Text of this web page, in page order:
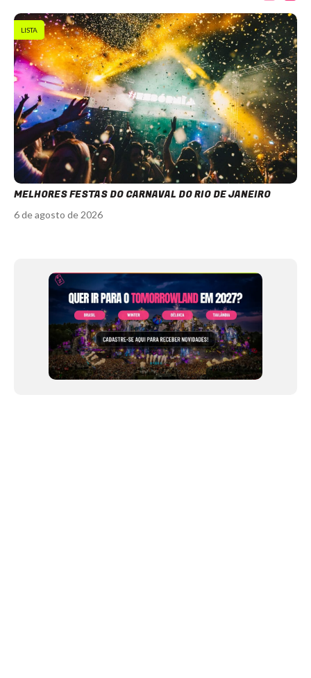
LISTA
MELHORES FESTAS DO CARNAVAL DO RIO DE JANEIRO
6 de agosto de 2026